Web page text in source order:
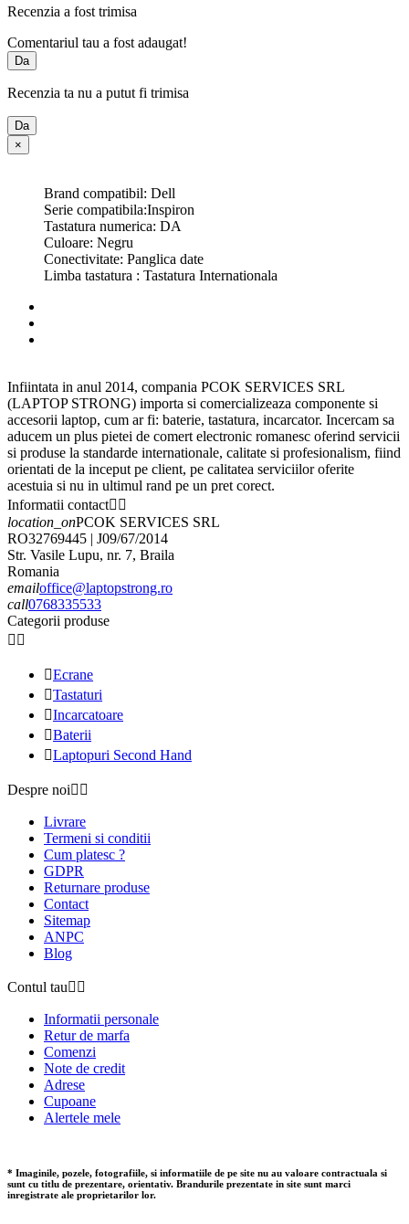
Recenzia a fost trimisa
Comentariul tau a fost adaugat!
Da
Recenzia ta nu a putut fi trimisa
Da
×
Brand compatibil: Dell
Serie compatibila:Inspiron
Tastatura numerica: DA
Culoare: Negru
Conectivitate: Panglica date
Limba tastatura : Tastatura Internationala
Infiintata in anul 2014, compania PCOK SERVICES SRL
(LAPTOP STRONG) importa si comercializeaza componente si
accesorii laptop, cum ar fi: baterie, tastatura, incarcator. Incercam sa
aducem un plus pietei de comert electronic romanesc oferind servicii
si produse la standarde internationale, calitate si profesionalism, fiind
orientati de la inceput pe client, pe calitatea serviciilor oferite
acestuia si nu in ultimul rand pe un pret corect.
Informatii contact 
location_onPCOK SERVICES SRL
RO32769445 | J09/67/2014
Str. Vasile Lupu, nr. 7, Braila
Romania
emailoffice@laptopstrong.ro
call0768335533
Categorii produse
 
Ecrane
Tastaturi
Incarcatoare
Baterii
Laptopuri Second Hand
Despre noi 
Livrare
Termeni si conditii
Cum platesc ?
GDPR
Returnare produse
Contact
Sitemap
ANPC
Blog
Contul tau 
Informatii personale
Retur de marfa
Comenzi
Note de credit
Adrese
Cupoane
Alertele mele
* Imaginile, pozele, fotografiile, si informatiile de pe site nu au valoare contractuala si
sunt cu titlu de prezentare, orientativ. Brandurile prezentate in site sunt marci
inregistrate ale proprietarilor lor.